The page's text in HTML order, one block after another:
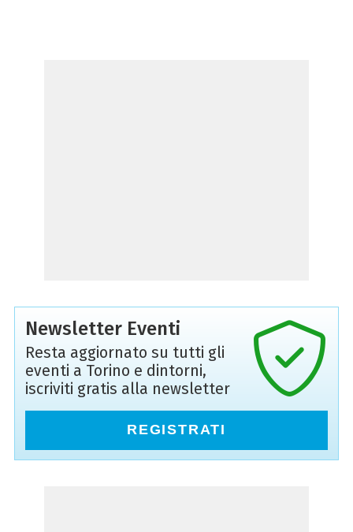
Newsletter Eventi
Resta aggiornato su tutti gli
eventi a Torino e dintorni,
iscriviti gratis alla newsletter
REGISTRATI